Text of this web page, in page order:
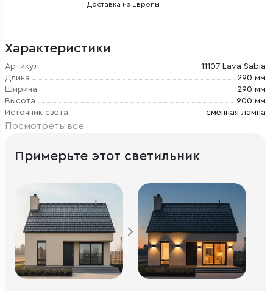
Доставка из Европы
Характеристики
Артикул
11107 Lava Sabia
Длина
290 мм
Ширина
290 мм
Высота
900 мм
Источник света
сменная лампа
Посмотреть все
Примерьте этот светильник